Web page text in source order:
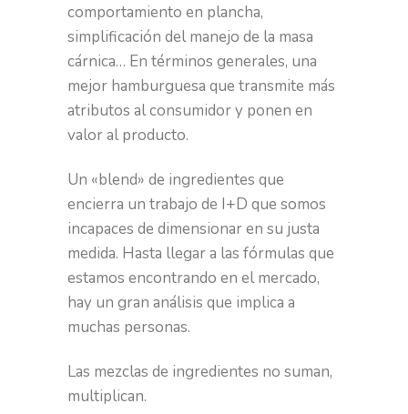
comportamiento en plancha,
simplificación del manejo de la masa
cárnica… En términos generales, una
mejor hamburguesa que transmite más
atributos al consumidor y ponen en
valor al producto.
Un «blend» de ingredientes que
encierra un trabajo de I+D que somos
incapaces de dimensionar en su justa
medida. Hasta llegar a las fórmulas que
estamos encontrando en el mercado,
hay un gran análisis que implica a
muchas personas.
Las mezclas de ingredientes no suman,
multiplican.